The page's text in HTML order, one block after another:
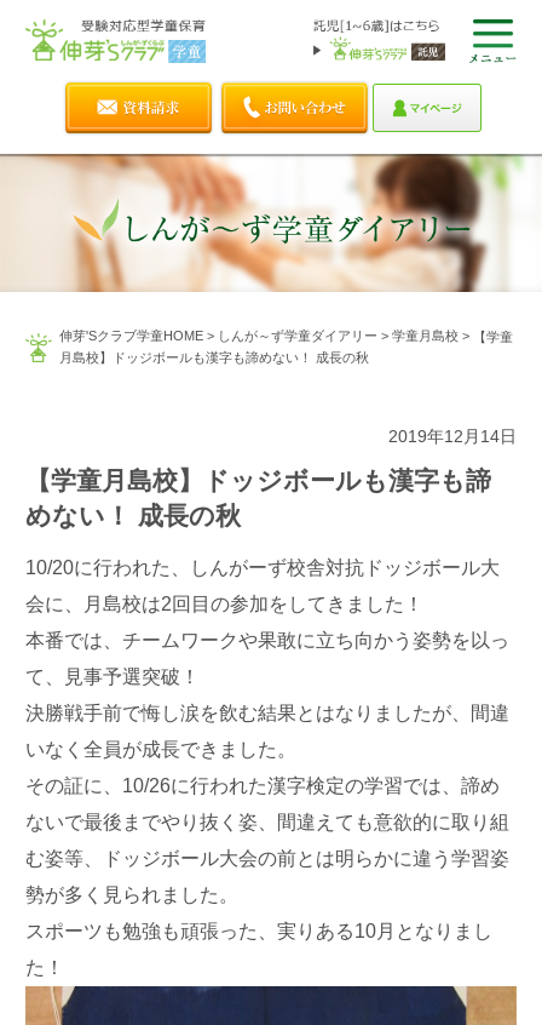
伸芽'Sクラブ学童HOME> しんが～ず学童ダイアリー > 学童月島校>
【学童
月島校】ドッジボールも漢字も諦めない！ 成長の秋
2019年12月14日
【学童月島校】ドッジボールも漢字も諦
めない！ 成長の秋
10/20に行われた、しんがーず校舎対抗ドッジボール大
会に、月島校は2回目の参加をしてきました！
本番では、チームワークや果敢に立ち向かう姿勢を以っ
て、見事予選突破！
決勝戦手前で悔し涙を飲む結果とはなりましたが、間違
いなく全員が成長できました。
その証に、10/26に行われた漢字検定の学習では、諦め
ないで最後までやり抜く姿、間違えても意欲的に取り組
む姿等、ドッジボール大会の前とは明らかに違う学習姿
勢が多く見られました。
スポーツも勉強も頑張った、実りある10月となりまし
た！